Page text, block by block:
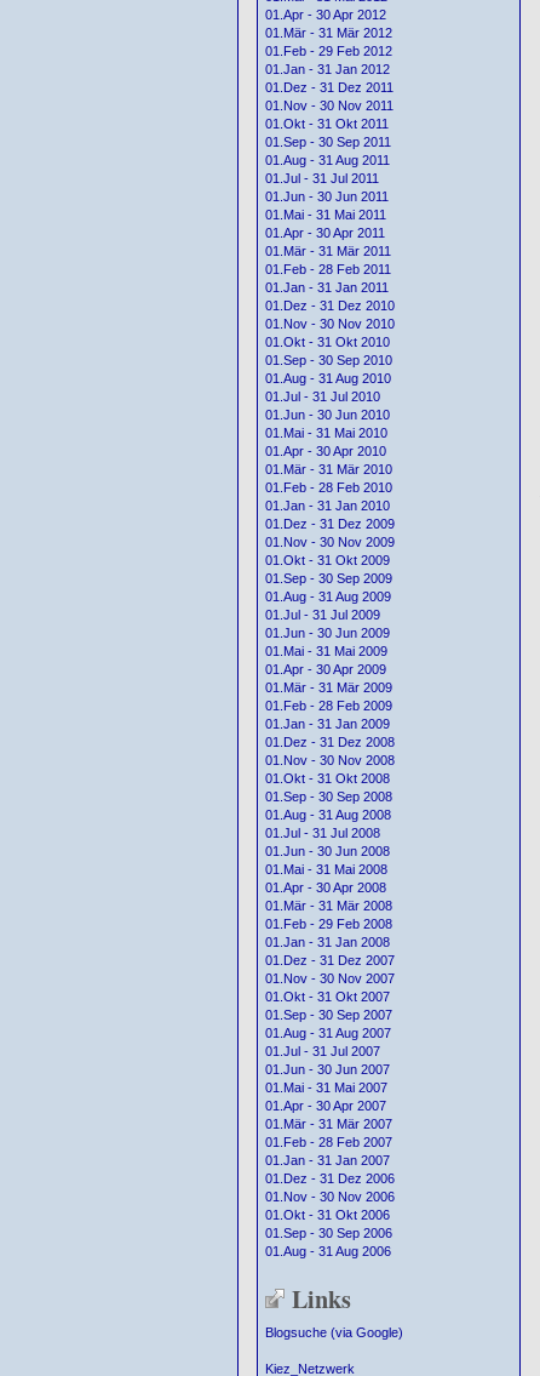
01.Apr - 30 Apr 2012
01.Mär - 31 Mär 2012
01.Feb - 29 Feb 2012
01.Jan - 31 Jan 2012
01.Dez - 31 Dez 2011
01.Nov - 30 Nov 2011
01.Okt - 31 Okt 2011
01.Sep - 30 Sep 2011
01.Aug - 31 Aug 2011
01.Jul - 31 Jul 2011
01.Jun - 30 Jun 2011
01.Mai - 31 Mai 2011
01.Apr - 30 Apr 2011
01.Mär - 31 Mär 2011
01.Feb - 28 Feb 2011
01.Jan - 31 Jan 2011
01.Dez - 31 Dez 2010
01.Nov - 30 Nov 2010
01.Okt - 31 Okt 2010
01.Sep - 30 Sep 2010
01.Aug - 31 Aug 2010
01.Jul - 31 Jul 2010
01.Jun - 30 Jun 2010
01.Mai - 31 Mai 2010
01.Apr - 30 Apr 2010
01.Mär - 31 Mär 2010
01.Feb - 28 Feb 2010
01.Jan - 31 Jan 2010
01.Dez - 31 Dez 2009
01.Nov - 30 Nov 2009
01.Okt - 31 Okt 2009
01.Sep - 30 Sep 2009
01.Aug - 31 Aug 2009
01.Jul - 31 Jul 2009
01.Jun - 30 Jun 2009
01.Mai - 31 Mai 2009
01.Apr - 30 Apr 2009
01.Mär - 31 Mär 2009
01.Feb - 28 Feb 2009
01.Jan - 31 Jan 2009
01.Dez - 31 Dez 2008
01.Nov - 30 Nov 2008
01.Okt - 31 Okt 2008
01.Sep - 30 Sep 2008
01.Aug - 31 Aug 2008
01.Jul - 31 Jul 2008
01.Jun - 30 Jun 2008
01.Mai - 31 Mai 2008
01.Apr - 30 Apr 2008
01.Mär - 31 Mär 2008
01.Feb - 29 Feb 2008
01.Jan - 31 Jan 2008
01.Dez - 31 Dez 2007
01.Nov - 30 Nov 2007
01.Okt - 31 Okt 2007
01.Sep - 30 Sep 2007
01.Aug - 31 Aug 2007
01.Jul - 31 Jul 2007
01.Jun - 30 Jun 2007
01.Mai - 31 Mai 2007
01.Apr - 30 Apr 2007
01.Mär - 31 Mär 2007
01.Feb - 28 Feb 2007
01.Jan - 31 Jan 2007
01.Dez - 31 Dez 2006
01.Nov - 30 Nov 2006
01.Okt - 31 Okt 2006
01.Sep - 30 Sep 2006
01.Aug - 31 Aug 2006
Links
Blogsuche (via Google)
Kiez_Netzwerk